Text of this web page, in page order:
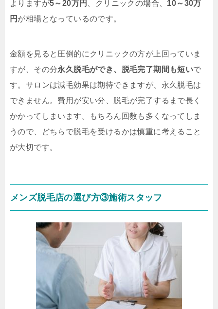
よりますが5～20万円 、クリニックの場合、 10～30万
円 が相場となっているのです。
金額を見ると圧倒的にクリニックの方が上回っていま
すが、その分永久脱毛ができ、脱毛完了期間も短いで
す。サロンは減毛効果は期待できますが、永久脱毛は
できません。費用が安い分、脱毛が完了するまで長く
かかってしまいます。もちろん回数も多くなってしま
うので、どちらで脱毛を受けるかは慎重に考えること
が大切です。
メンズ脱毛店の選び方③施術スタッフ